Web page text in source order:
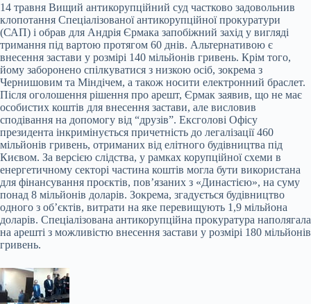
14 травня Вищий антикорупційний суд частково задовольнив
клопотання Спеціалізованої антикорупційної прокуратури
(САП) і обрав для Андрія Єрмака запобіжний захід у вигляді
тримання під вартою протягом 60 днів. Альтернативою є
внесення застави у розмірі 140 мільйонів гривень. Крім того,
йому заборонено спілкуватися з низкою осіб, зокрема з
Чернишовим та Міндічем, а також носити електронний браслет.
Після оголошення рішення про арешт, Єрмак заявив, що не має
особистих коштів для внесення застави, але висловив
сподівання на допомогу від “друзів”. Ексголові Офісу
президента інкримінується причетність до легалізації 460
мільйонів гривень, отриманих від елітного будівництва під
Києвом. За версією слідства, у рамках корупційної схеми в
енергетичному секторі частина коштів могла бути використана
для фінансування проєктів, пов’язаних з «Династією», на суму
понад 8 мільйонів доларів. Зокрема, згадується будівництво
одного з об’єктів, витрати на яке перевищують 1,9 мільйона
доларів. Спеціалізована антикорупційна прокуратура наполягала
на арешті з можливістю внесення застави у розмірі 180 мільйонів
гривень.